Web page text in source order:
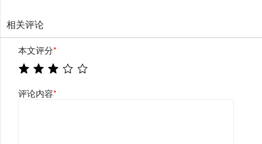
相关评论
本文评分*
评论内容*